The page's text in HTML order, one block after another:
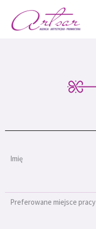
treści
Imię
Preferowane miejsce pracy